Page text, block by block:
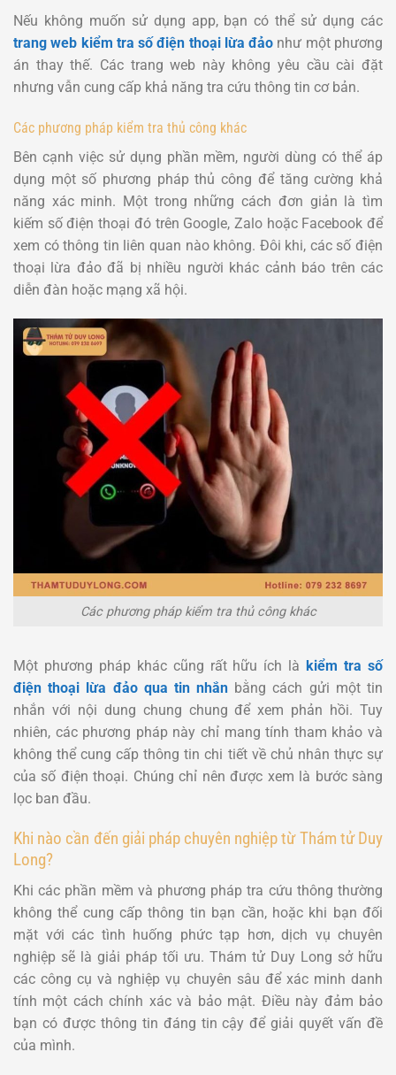
Nếu không muốn sử dụng app, bạn có thể sử dụng các
trang web kiểm tra số điện thoại lừa đảo như một phương
án thay thế. Các trang web này không yêu cầu cài đặt
nhưng vẫn cung cấp khả năng tra cứu thông tin cơ bản.
Các phương pháp kiểm tra thủ công khác
Bên cạnh việc sử dụng phần mềm, người dùng có thể áp
dụng một số phương pháp thủ công để tăng cường khả
năng xác minh. Một trong những cách đơn giản là tìm
kiếm số điện thoại đó trên Google, Zalo hoặc Facebook để
xem có thông tin liên quan nào không. Đôi khi, các số điện
thoại lừa đảo đã bị nhiều người khác cảnh báo trên các
diễn đàn hoặc mạng xã hội.
Các phương pháp kiểm tra thủ công khác
Một phương pháp khác cũng rất hữu ích là kiểm tra số
điện thoại lừa đảo qua tin nhắn bằng cách gửi một tin
nhắn với nội dung chung chung để xem phản hồi. Tuy
nhiên, các phương pháp này chỉ mang tính tham khảo và
không thể cung cấp thông tin chi tiết về chủ nhân thực sự
của số điện thoại. Chúng chỉ nên được xem là bước sàng
lọc ban đầu.
Khi nào cần đến giải pháp chuyên nghiệp từ Thám tử Duy
Long?
Khi các phần mềm và phương pháp tra cứu thông thường
không thể cung cấp thông tin bạn cần, hoặc khi bạn đối
mặt với các tình huống phức tạp hơn, dịch vụ chuyên
nghiệp sẽ là giải pháp tối ưu. Thám tử Duy Long sở hữu
các công cụ và nghiệp vụ chuyên sâu để xác minh danh
tính một cách chính xác và bảo mật. Điều này đảm bảo
bạn có được thông tin đáng tin cậy để giải quyết vấn đề
của mình.